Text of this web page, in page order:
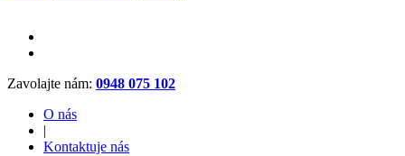
Zavolajte nám: 0948 075 102
O nás
|
Kontaktuje nás